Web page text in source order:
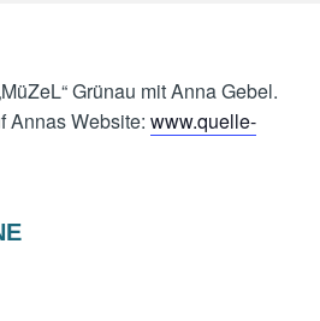
Grünau mit Anna Gebel.
Annas Website: www.quelle-